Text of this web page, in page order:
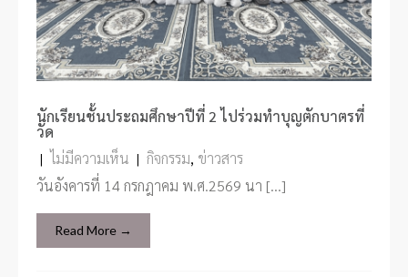
นักเรียนชั้นประถมศึกษาปีที่ 2 ไปร่วมทำบุญตักบาตรที่
วัด
| ไม่มีความเห็น | กิจกรรม, ข่าวสาร
วันอังคารที่ 14 กรกฎาคม พ.ศ.2569 นา […]
Read More →